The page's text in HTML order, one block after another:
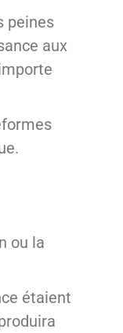
peines
aux
ou la
étaient